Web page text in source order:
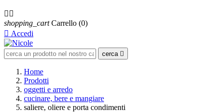

shopping_cart Carrello (0)
 Accedi
cerca 
Home
Prodotti
oggetti e arredo
cucinare, bere e mangiare
saliere, oliere e porta condimenti